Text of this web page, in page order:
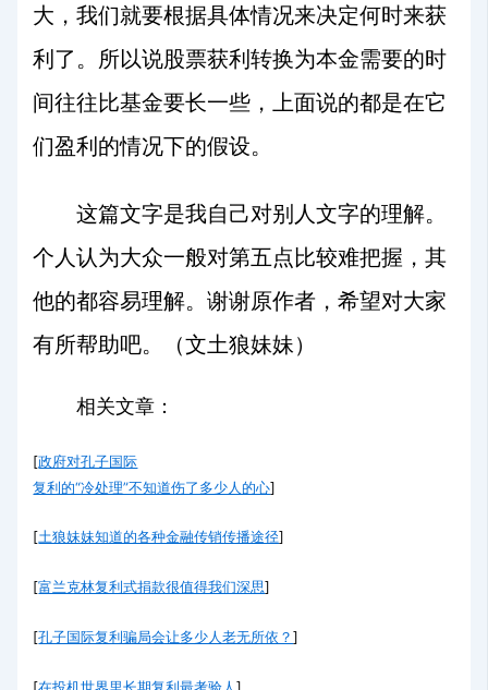
大，我们就要根据具体情况来决定何时来获
利了。所以说股票获利转换为本金需要的时
间往往比基金要长一些，上面说的都是在它
们盈利的情况下的假设。
这篇文字是我自己对别人文字的理解。
个人认为大众一般对第五点比较难把握，其
他的都容易理解。谢谢原作者，希望对大家
有所帮助吧。（文土狼妹妹）
相关文章：
[政府对孔子国际
复利的“冷处理”不知道伤了多少人的心]
[土狼妹妹知道的各种金融传销传播途径]
[富兰克林复利式捐款很值得我们深思]
[孔子国际复利骗局会让多少人老无所依？]